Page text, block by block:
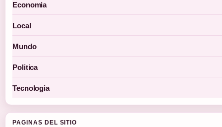
Economia
Local
Mundo
Politica
Tecnologia
PAGINAS DEL SITIO